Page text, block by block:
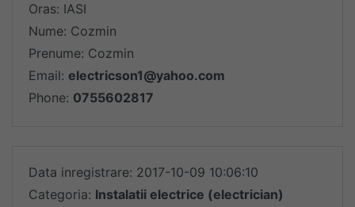
Oras: IASI
Nume: Cozmin
Prenume: Cozmin
Email: electricson1@yahoo.com
Phone: 0755602817
Data inregistrare: 2017-10-09 10:06:10
Categoria: Instalatii electrice (electrician)